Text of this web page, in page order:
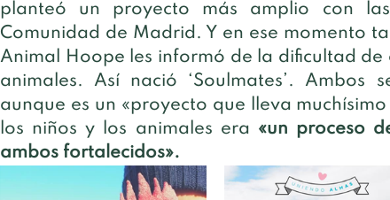
planteó un proyecto más amplio con
Comunidad de Madrid. Y en ese momento
Animal Hoope les informó de la dificultad
animales. Así nació ‘Soulmates’. Ambos
aunque es un «proyecto que lleva
los niños y los animales era «un proceso
ambos fortalecidos».